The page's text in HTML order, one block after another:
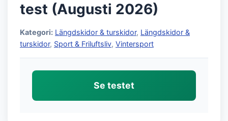
test (Augusti 2026)
Kategori: Längdskidor & turskidor, Längdskidor &
turskidor, Sport & Friluftsliv, Vintersport
Se testet